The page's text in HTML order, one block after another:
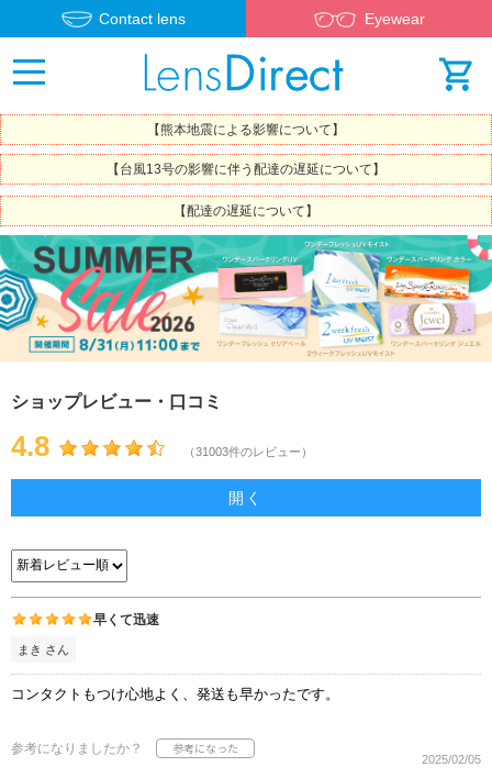
Contact lens Eyewear
【熊本地震による影響について】
【台風13号の影響に伴う配達の遅延について】
【配達の遅延について】
ショップレビュー・口コミ
4.8 （31003件のレビュー）
開く
早くて迅速
まき さん
コンタクトもつけ心地よく、発送も早かったです。
参考になりましたか？
2025/02/05